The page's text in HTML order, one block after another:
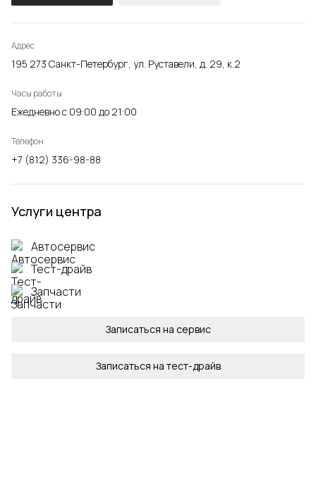
Адрес
195 273 Санкт-Петербург, ул. Руставели, д. 29, к.2
Часы работы
Ежедневно с 09:00 до 21:00
Телефон
+7 (812) 336-98-88
Услуги центра
Автосервис
Тест-драйв
Запчасти
Записаться на сервис
Записаться на тест-драйв